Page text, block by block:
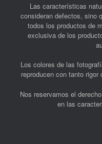
Las características
consideran defectos, sino
todos los productos de
exclusiva de los
Los colores de las
reproducen con tanto
Nos reservamos el
en las